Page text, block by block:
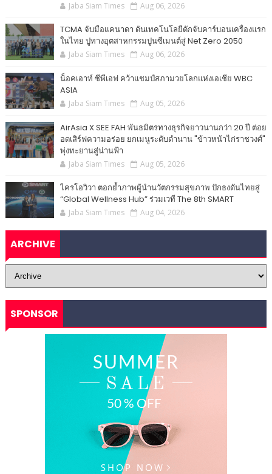
Jaba Siam Times Aug 06, 2026
TCMA จับมือแคนาดา ดันเทคโนโลยีดักจับคาร์บอนเครื่องแรก
ในไทย ปูทางอุตสาหกรรมปูนซีเมนต์สู่ Net Zero 2050
Jaba Siam Times Aug 06, 2026
น็อคเอาท์ ซีพีเอฟ คว้าแชมป์สภามวยโลกแห่งเอเชีย WBC
ASIA
Jaba Siam Times Aug 05, 2026
AirAsia X SEE FAH พันธมิตรทางธุรกิจยาวนานกว่า 20 ปี ต่อย
อดเสิร์ฟความอร่อย ยกเมนูระดับตำนาน "ข้าวหน้าไก่ราชวงศ์"
พุ่งทะยานสู่น่านฟ้า
Jaba Siam Times Aug 05, 2026
ไครโอวิวา ตอกย้ำภาพผู้นำนวัตกรรมสุขภาพ ปักธงดันไทยสู่
“Global Wellness Hub” ร่วมเวที The 8th SMART
Jaba Siam Times Aug 04, 2026
ARCHIVE
SPONSOR